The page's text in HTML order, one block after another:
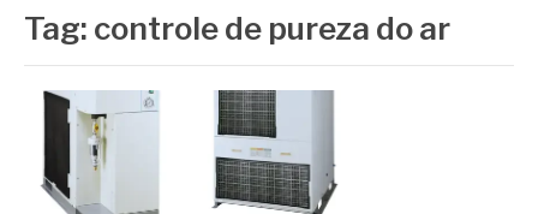
Tag: controle de pureza do ar